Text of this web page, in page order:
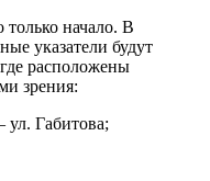
только начало. В
указатели будут
расположены
зрения:
ул. Габитова;